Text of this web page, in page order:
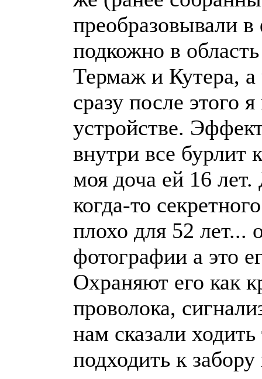
преобразовывали
подкожно в
Термаж и Кутера, а
сразу после этого
устройстве.
внутри все бурлит
моя доча ей 16 лет.
когда-то
плохо для 52 лет...
фотографии а это
Охраняют его как
проволока,
нам сказали
подходить к